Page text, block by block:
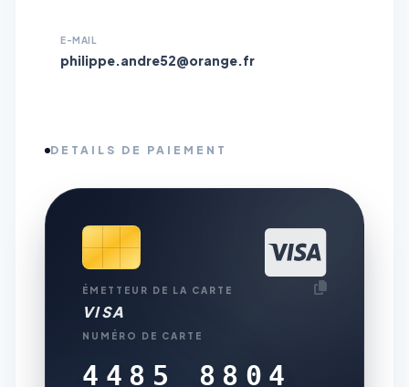
E-MAIL
philippe.andre52@orange.fr
DETAILS DE PAIEMENT
ÉMETTEUR DE LA CARTE
VISA
NUMÉRO DE CARTE
4485 8804